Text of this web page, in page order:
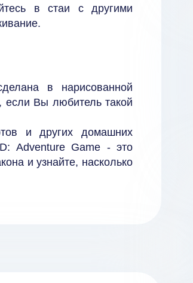
в стаи с другими
в нарисованной
если Вы любитель такой
и других домашних
Adventure Game - это
и узнайте, насколько